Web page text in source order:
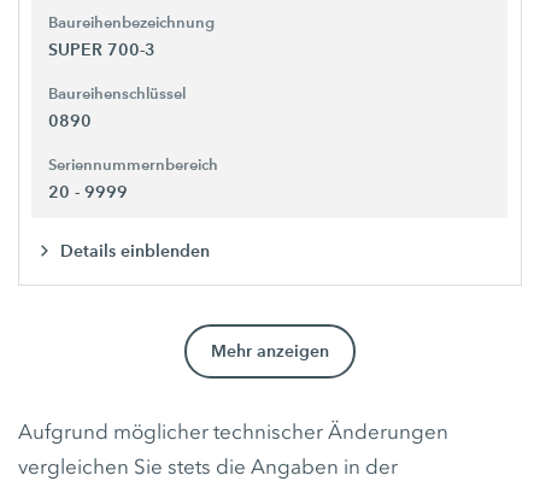
Baureihenbezeichnung
SUPER 700-3
Baureihenschlüssel
0890
Seriennummernbereich
20 - 9999
Details einblenden
Mehr anzeigen
Aufgrund möglicher technischer Änderungen
vergleichen Sie stets die Angaben in der